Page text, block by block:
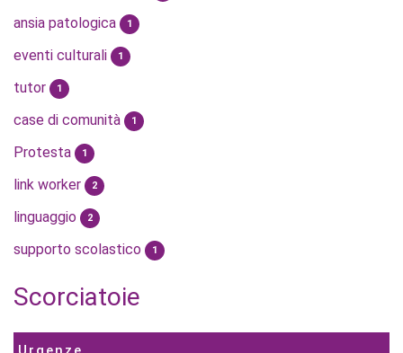
ansia patologica 1
eventi culturali 1
tutor 1
case di comunità 1
Protesta 1
link worker 2
linguaggio 2
supporto scolastico 1
Scorciatoie